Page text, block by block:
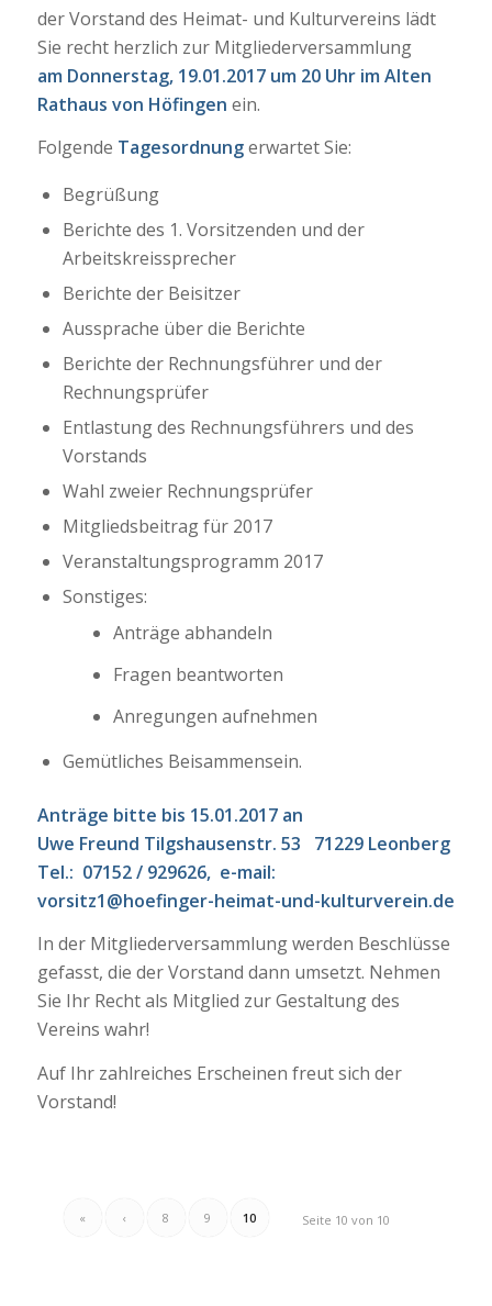
der Vorstand des Heimat- und Kulturvereins lädt
Sie recht herzlich zur Mitgliederversammlung
am Donnerstag, 19.01.2017 um 20 Uhr im Alten
Rathaus von Höfingen ein.
Folgende Tagesordnungerwartet Sie:
Begrüßung
Berichte des 1. Vorsitzenden und der
Arbeitskreissprecher
Berichte der Beisitzer
Aussprache über die Berichte
Berichte der Rechnungsführer und der
Rechnungsprüfer
Entlastung des Rechnungsführers und des
Vorstands
Wahl zweier Rechnungsprüfer
Mitgliedsbeitrag für 2017
Veranstaltungsprogramm 2017
Sonstiges:
Anträge abhandeln
Fragen beantworten
Anregungen aufnehmen
Gemütliches Beisammensein.
Anträge bitte bis 15.01.2017 an
Uwe Freund Tilgshausenstr. 53 71229 Leonberg
Tel.: 07152 / 929626, e-mail:
vorsitz1@hoefinger-heimat-und-kulturverein.de
In der Mitgliederversammlung werden Beschlüsse
gefasst, die der Vorstand dann umsetzt. Nehmen
Sie Ihr Recht als Mitglied zur Gestaltung des
Vereins wahr!
Auf Ihr zahlreiches Erscheinen freut sich der
Vorstand!
Seite 10 von 10
« ‹ 8 9 10